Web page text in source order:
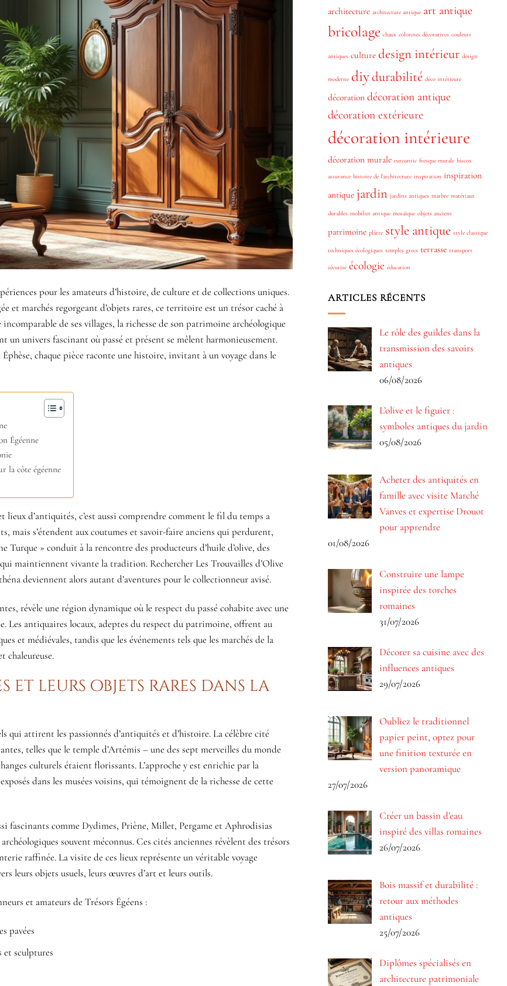
pour les amateurs d’histoire, de culture et de collections uniques.
et marchés regorgeant d’objets rares, ce territoire est un trésor caché à
de ses villages, la richesse de son patrimoine archéologique
un univers fascinant où passé et présent se mêlent harmonieusement.
Éphèse, chaque pièce raconte une histoire, invitant à un voyage dans le
Égéenne
la côte égéenne
d’antiquités, c’est aussi comprendre comment le fil du temps a
mais s’étendent aux coutumes et savoir-faire anciens qui perdurent,
Turque » conduit à la rencontre des producteurs d’huile d’olive, des
maintiennent vivante la tradition. Rechercher Les Trouvailles d’Olive
deviennent alors autant d’aventures pour le collectionneur avisé.
révèle une région dynamique où le respect du passé cohabite avec une
Les antiquaires locaux, adeptes du respect du patrimoine, offrent au
et médiévales, tandis que les événements tels que les marchés de la
chaleureuse.
et leurs objets rares dans la
qui attirent les passionnés d’antiquités et d’histoire. La célèbre cité
telles que le temple d’Artémis – une des sept merveilles du monde
culturels étaient florissants. L’approche y est enrichie par la
dans les musées voisins, qui témoignent de la richesse de cette
fascinants comme Dydimes, Priène, Millet, Pergame et Aphrodisias
souvent méconnus. Ces cités anciennes révèlent des trésors
raffinée. La visite de ces lieux représente un véritable voyage
leurs objets usuels, leurs œuvres d’art et leurs outils.
et amateurs de Trésors Égéens :
pavées
sculptures
architecture architecture antique art antique
bricolage chaux colonnes décoratives couleurs
antiques culture design intérieur design
moderne diydurabilité déco intérieure
décoration décoration antique
décoration extérieure
décoration intérieure
décoration murale euroantic fresque murale hiscox
assurance histoire de l'architecture inspiration inspiration
antique jardin jardins antiques marbre matériaux
durables mobilier antique mosaïque objets anciens
patrimoine plâtre style antique style classique
techniques écologiques temples grecs terrasse transport
sécurisé écologie éducation
ARTICLES RÉCENTS
Le rôle des guildes dans la
transmission des savoirs
antiques
06/08/2026
L’olive et le figuier :
symboles antiques du jardin
05/08/2026
Acheter des antiquités en
famille avec visite Marché
Vanves et expertise Drouot
pour apprendre
01/08/2026
Construire une lampe
inspirée des torches
romaines
31/07/2026
Décorer sa cuisine avec des
influences antiques
29/07/2026
Oubliez le traditionnel
papier peint, optez pour
une finition texturée en
version panoramique
27/07/2026
Créer un bassin d’eau
inspiré des villas romaines
26/07/2026
Bois massif et durabilité :
retour aux méthodes
antiques
25/07/2026
Diplômes spécialisés en
architecture patrimoniale